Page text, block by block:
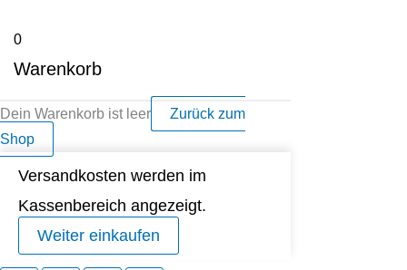
0
Warenkorb
Dein Warenkorb ist leer
Zurück zum
Shop
Versandkosten werden im
Kassenbereich angezeigt.
Weiter einkaufen